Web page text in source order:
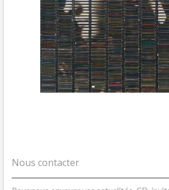
Nous contacter